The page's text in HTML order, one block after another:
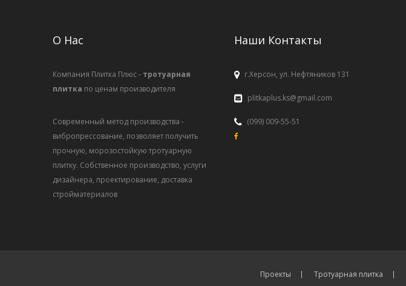
О Нас
Компания Плитка Плюс - тротуарная
плитка по ценам производителя
Современный метод производства -
вибропрессование, позволяет получить
прочную, морозостойкую тротуарную
плитку. Собственное производство, услуги
дизайнера, проектирование, доставка
стройматериалов
Наши Контакты
г.Херсон, ул. Нефтяников 131
plitkaplus.ks@gmail.com
(099) 009-55-51
Проекты Тротуарная плитка